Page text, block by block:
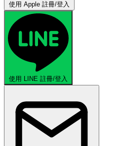
使用 Apple 註冊/登入
使用 LINE 註冊/登入